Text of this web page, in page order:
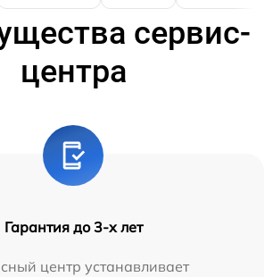
сервис-
центра
Гарантия до 3-х лет
центр устанавливает